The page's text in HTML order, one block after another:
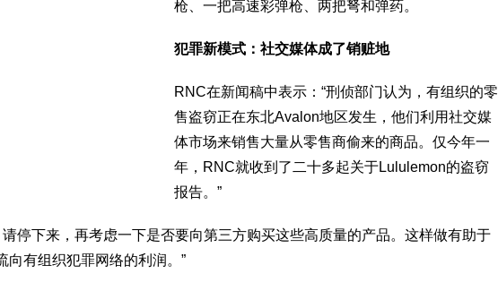
枪、一把高速彩弹枪、两把弩和弹药。
犯罪新模式：社交媒体成了销赃地
RNC在新闻稿中表示：“刑侦部门认为，有组织的零
售盗窃正在东北Avalon地区发生，他们利用社交媒
体市场来销售大量从零售商偷来的商品。仅今年一
年，RNC就收到了二十多起关于Lululemon的盗窃
报告。”
停下来，再考虑一下是否要向第三方购买这些高质量的产品。这样做有助于
向有组织犯罪网络的利润。”